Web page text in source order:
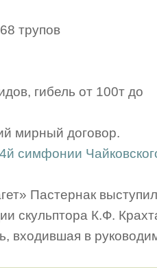
трупов
гибель от 100т до
мирный договор.
4й симфонии
Пастернак
скульптора К.Ф.
входившая в